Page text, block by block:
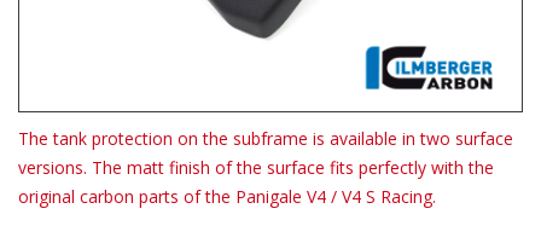
The tank protection on the subframe is available in two surface
versions. The matt finish of the surface fits perfectly with the
original carbon parts of the Panigale V4 / V4 S Racing.